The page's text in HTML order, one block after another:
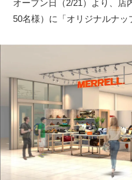
オープン日（2/21）より、店
50名様）に「オリジナルナッ